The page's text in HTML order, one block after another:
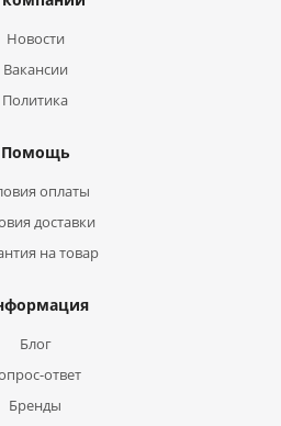
Новости
Вакансии
Политика
Помощь
оплаты
доставки
на товар
Блог
ответ
Бренды